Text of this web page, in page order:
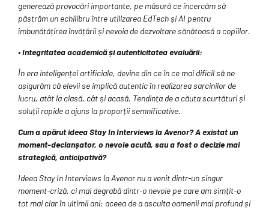
generează provocări importante, pe măsură ce încercăm să
păstrăm un echilibru între utilizarea EdTech și AI pentru
îmbunătățirea învățării și nevoia de dezvoltare sănătoasă a copiilor.
• Integritatea academică și autenticitatea evaluării:
În era inteligenței artificiale, devine din ce în ce mai dificil să ne
asigurăm că elevii se implică autentic în realizarea sarcinilor de
lucru, atât la clasă, cât și acasă. Tendința de a căuta scurtături și
soluții rapide a ajuns la proporții semnificative.
Cum a apărut ideea Stay In Interviews la Avenor? A existat un
moment-declanșator, o nevoie acută, sau a fost o decizie mai
strategică, anticipativă?
Ideea Stay In Interviews la Avenor nu a venit dintr-un singur
moment-criză, ci mai degrabă dintr-o nevoie pe care am simțit-o
tot mai clar în ultimii ani: aceea de a asculta oamenii mai profund și